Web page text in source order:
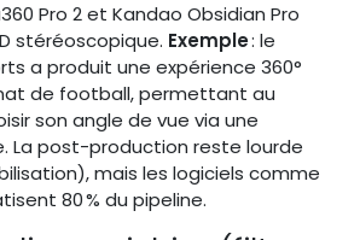
Pro 2 et Kandao Obsidian Pro
stéréoscopique. Exemple: le
a produit une expérience 360°
de football, permettant au
son angle de vue via une
La post-production reste lourde
mais les logiciels comme
80 % du pipeline.